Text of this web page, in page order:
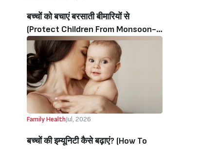
बच्चों को बचाएं बरसाती बीमारियों से
(Protect Children From Monsoon-
Related Illnesses)
Family HealthJul, 2026
बच्चों की‌ इम्यूनिटी‌ कैसे बढ़ाएं? (How To